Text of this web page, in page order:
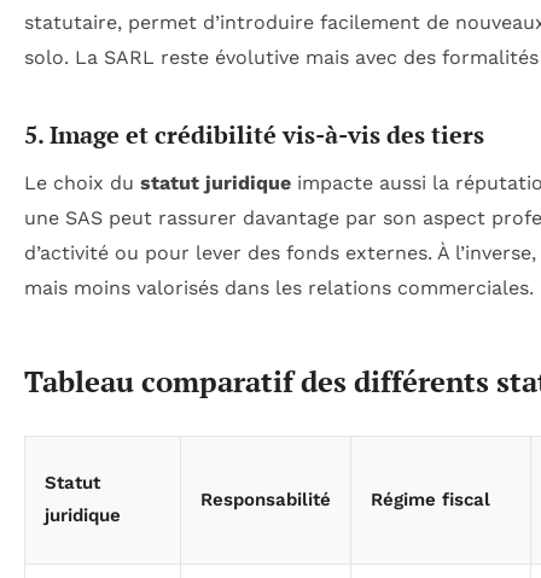
statutaire, permet d’introduire facilement de
solo. La SARL reste évolutive mais avec des
5. Image et crédibilité vis-à-vis des tiers
Le choix du statut juridique impacte aussi la
une SAS peut rassurer davantage par son aspect
d’activité ou pour lever des fonds externes. À
mais moins valorisés dans les relations commerciales.
Tableau comparatif des différents
Statut
juridique
Responsabilité Régime fiscal